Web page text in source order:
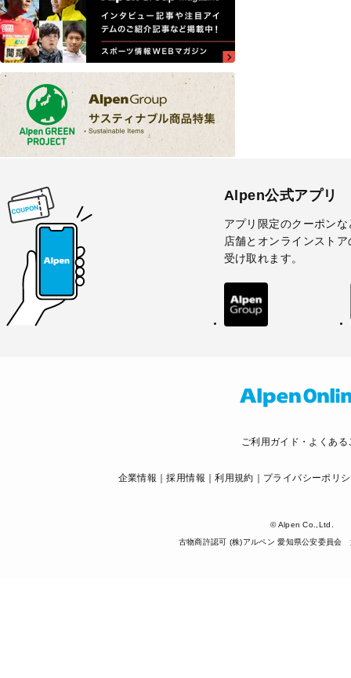
Alpen公式アプリ
アプリ限定のクーポンな
店舗とオンラインスト
受け取れます。
ご利用ガイド・よくある
企業情報 採用情報 利用規約 プライバシーポリ
© Alpen Co.,Ltd.
古物商許認可 (株)アルペン 愛知県公安委員